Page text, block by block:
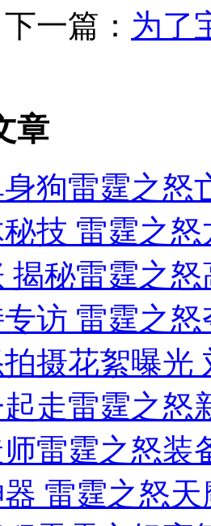
一篇： 为了
章
狗雷霆之怒
技 雷霆之
揭秘雷霆之
访 雷霆之
摄花絮曝光
走雷霆之怒
雷霆之怒装
雷霆之怒